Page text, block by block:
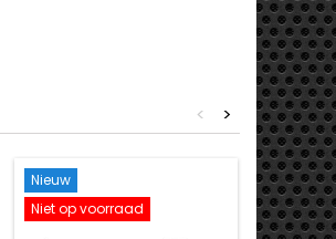
>
<
Nieuw
Niet op voorraad
Nieuw